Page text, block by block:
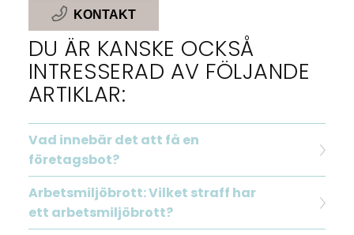
KONTAKT
DU ÄR KANSKE OCKSÅ
INTRESSERAD AV FÖLJANDE
ARTIKLAR:
Vad innebär det att få en
företagsbot?
Arbetsmiljöbrott: Vilket straff har
ett arbetsmiljöbrott?